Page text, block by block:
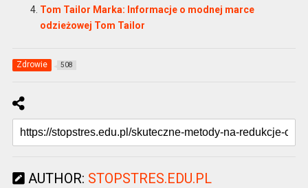
Tom Tailor Marka: Informacje o modnej marce
odzieżowej Tom Tailor
Zdrowie 508
AUTHOR: STOPSTRES.EDU.PL